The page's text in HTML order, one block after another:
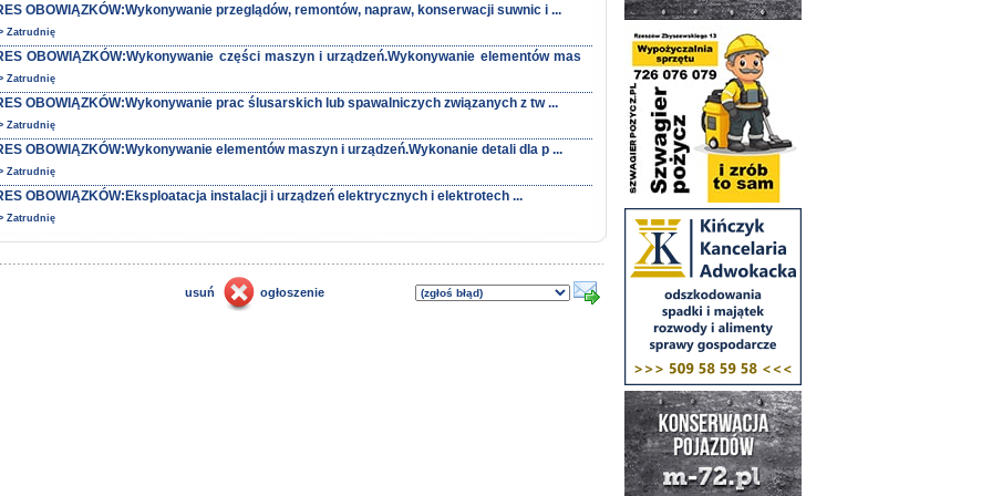
OBOWIĄZKÓW:Wykonywanie przeglądów, remontów, napraw, konserwacji suwnic i ...
Zatrudnię
OBOWIĄZKÓW:Wykonywanie części maszyn i urządzeń.Wykonywanie elementów mas
Zatrudnię
OBOWIĄZKÓW:Wykonywanie prac ślusarskich lub spawalniczych związanych z tw ...
Zatrudnię
OBOWIĄZKÓW:Wykonywanie elementów maszyn i urządzeń.Wykonanie detali dla p ...
Zatrudnię
OBOWIĄZKÓW:Eksploatacja instalacji i urządzeń elektrycznych i elektrotech ...
Zatrudnię
usuń ogłoszenie